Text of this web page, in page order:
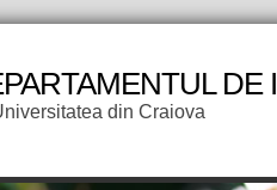
DE
din Craiova